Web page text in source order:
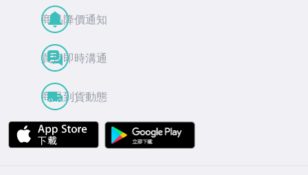
商品降價通知
買賣即時溝通
商品到貨動態
APP Store